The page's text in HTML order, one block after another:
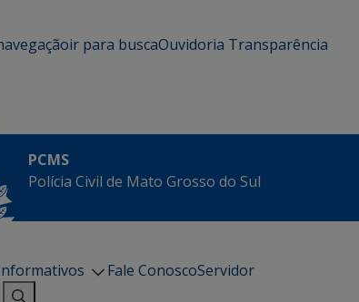
ir para buscaOuvidoria Transparência
PCMS
Polícia Civil de Mato Grosso do Sul
Fale ConoscoServidor